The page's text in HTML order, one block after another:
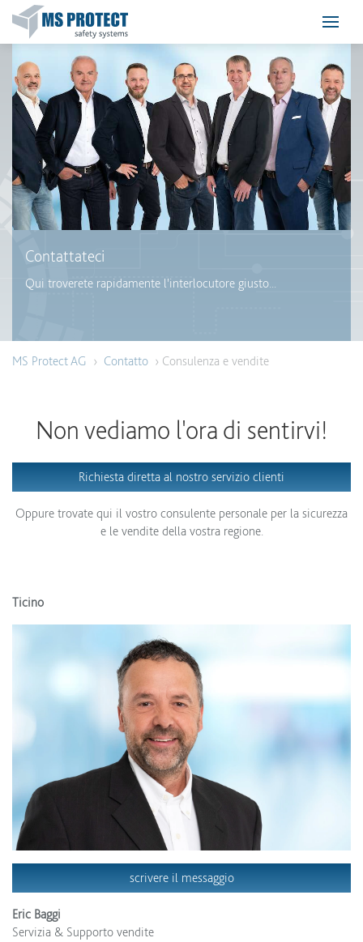
Contattateci
Qui troverete rapidamente l'interlocutore giusto...
MS Protect AG › Contatto › Consulenza e vendite
Non vediamo l'ora di sentirvi!
Richiesta diretta al nostro servizio clienti
Oppure trovate qui il vostro consulente personale per la sicurezza
e le vendite della vostra regione.
Ticino
scrivere il messaggio
Eric Baggi
Servizia & Supporto vendite